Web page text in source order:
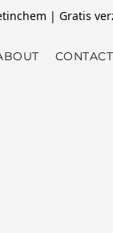
| Gratis
CONTACT